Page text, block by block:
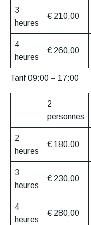
3
heures
€ 210,00
4
heures
€ 260,00
Tarif 09:00 – 17:00
2
personnes
2
heures
€ 180,00
3
heures
€ 230,00
4
heures
€ 280,00